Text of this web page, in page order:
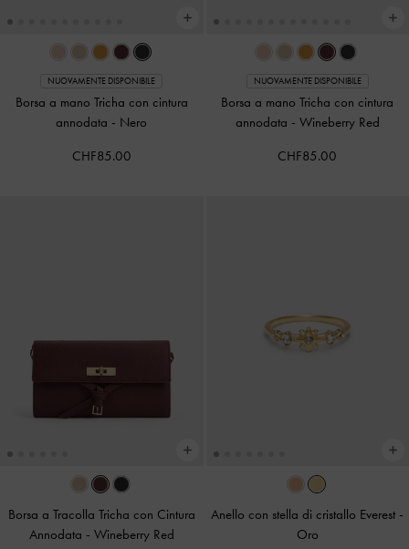
NUOVAMENTE DISPONIBILE
Borsa a mano Tricha con cintura
annodata - Nero
CHF85.00
NUOVAMENTE DISPONIBILE
Borsa a mano Tricha con cintura
annodata - Wineberry Red
CHF85.00
Borsa a Tracolla Tricha con Cintura
Annodata - Wineberry Red
Anello con stella di cristallo Everest -
Oro